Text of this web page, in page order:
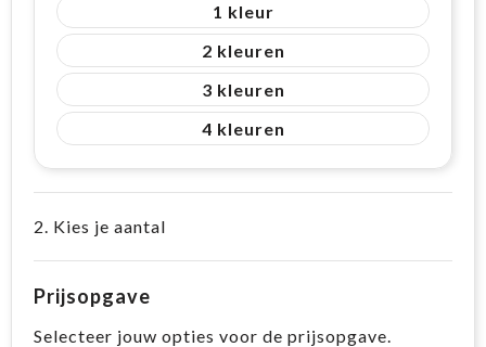
1
2
3
4
2. Kies je aantal
Prijsopgave
Selecteer jouw opties voor de prijsopgave.